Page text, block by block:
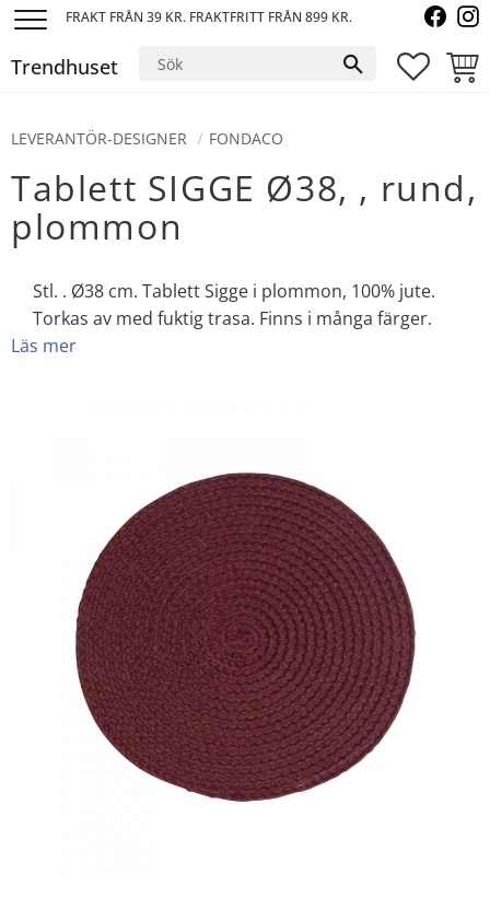
FRAKT FRÅN 39 KR. FRAKTFRITT FRÅN 899 KR.
Trendhuset
LEVERANTÖR-DESIGNER FONDACO
Tablett SIGGE Ø38, , rund,
plommon
Stl. . Ø38 cm. Tablett Sigge i plommon, 100% jute.
Torkas av med fuktig trasa. Finns i många färger.
Läs mer